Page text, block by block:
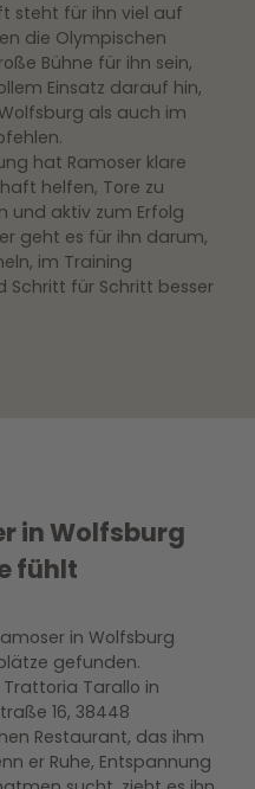
steht für ihn viel auf
die Olympischen
Bühne für ihn sein,
Einsatz darauf hin,
als auch im
hat Ramoser klare
helfen, Tore zu
und aktiv zum Erfolg
geht es für ihn darum,
im Training
Schritt für Schritt besser
in Wolfsburg
fühlt
in Wolfsburg
gefunden.
Trattoria Tarallo in
16, 38448
Restaurant, das ihm
er Ruhe, Entspannung